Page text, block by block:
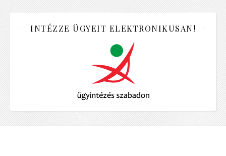
INTÉZZE ÜGYEIT ELEKTRONIKUSAN!